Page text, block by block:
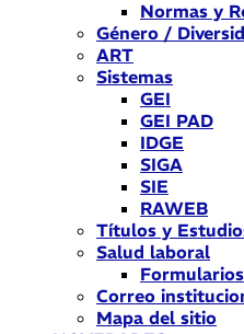
Normas y
Género /
ART
Sistemas
GEI
GEI PAD
IDGE
SIGA
SIE
RAWEB
Títulos y
Salud laboral
Correo
Mapa del sitio